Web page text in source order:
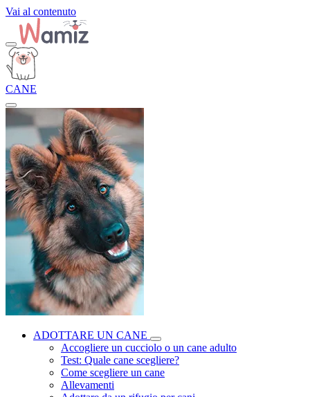
Vai al contenuto
CANE
ADOTTARE UN CANE
Accogliere un cucciolo o un cane adulto
Test: Quale cane scegliere?
Come scegliere un cane
Allevamenti